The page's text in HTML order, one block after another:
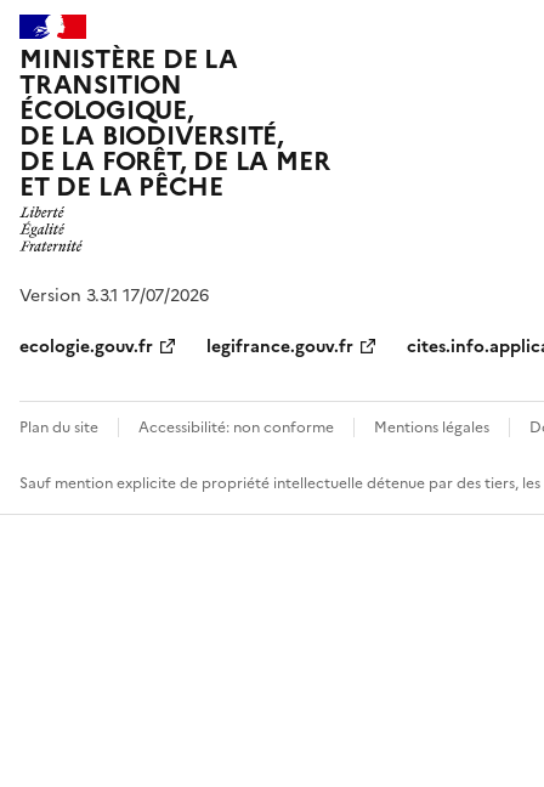
MINISTÈRE DE LA
TRANSITION
ÉCOLOGIQUE,
DE LA BIODIVERSITÉ,
DE LA FORÊT, DE LA MER
ET DE LA PÊCHE
Version 3.3.1 17/07/2026
ecologie.gouv.fr
legifrance.gouv.fr
Plan du site Accessibilité: non conforme Mentions légales
Sauf mention explicite de propriété intellectuelle détenue par des tiers,